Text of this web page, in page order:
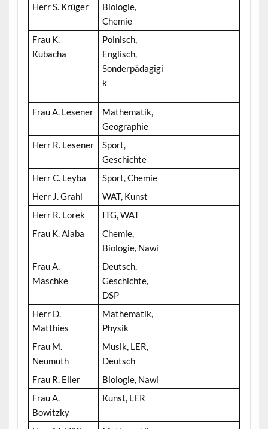
Herr S. Krüger
Biologie,
Chemie
Frau K.
Kubacha
Polnisch,
Englisch,
Sonderpädagigi
k
Frau A. Lesener
Mathematik,
Geographie
Herr R. Lesener
Sport,
Geschichte
Herr C. Leyba
Sport, Chemie
Herr J. Grahl
WAT, Kunst
Herr R. Lorek
ITG, WAT
Frau K. Alaba
Chemie,
Biologie, Nawi
Frau A.
Maschke
Deutsch,
Geschichte,
DSP
Herr D.
Matthies
Mathematik,
Physik
Frau M.
Neumuth
Musik, LER,
Deutsch
Frau R. Eller
Biologie, Nawi
Frau A.
Bowitzky
Kunst, LER